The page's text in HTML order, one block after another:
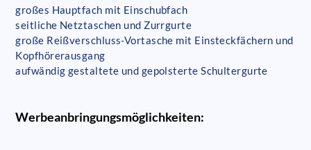
großes Hauptfach mit Einschubfach
seitliche Netztaschen und Zurrgurte
große Reißverschluss-Vortasche mit Einsteckfächern und
Kopfhörerausgang
aufwändig gestaltete und gepolsterte Schultergurte
Werbeanbringungsmöglichkeiten: